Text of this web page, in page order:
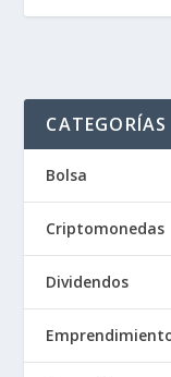
CATEGORÍAS
Bolsa
Criptomonedas
Dividendos